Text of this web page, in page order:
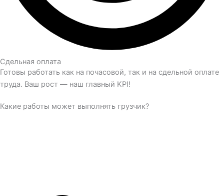
Сдельная оплата
Готовы работать как на почасовой, так и на сдельной оплате
труда. Ваш рост — наш главный KPI!
Какие работы может выполнять грузчик?